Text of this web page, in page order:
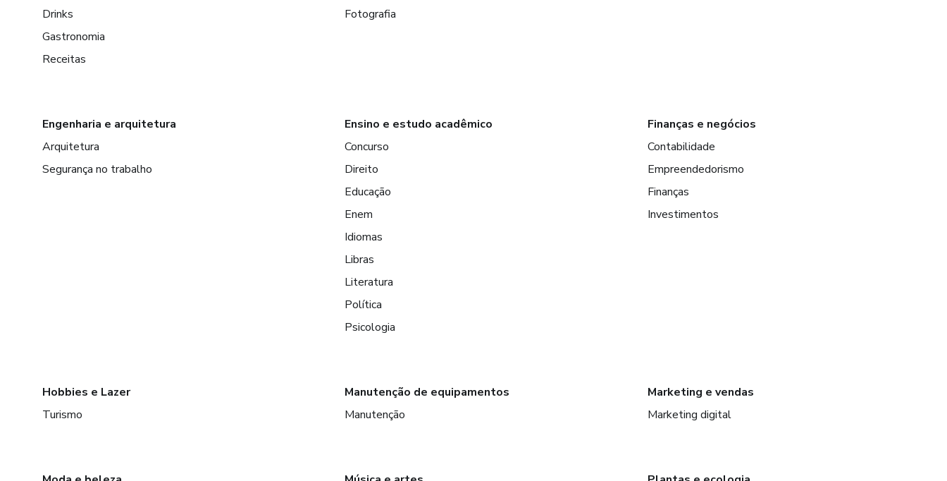
Drinks
Gastronomia
Receitas
Fotografia
Engenharia e arquitetura
Arquitetura
Segurança no trabalho
Ensino e estudo acadêmico
Concurso
Direito
Educação
Enem
Idiomas
Libras
Literatura
Política
Psicologia
Finanças e negócios
Contabilidade
Empreendedorismo
Finanças
Investimentos
Hobbies e Lazer
Turismo
Manutenção de equipamentos
Manutenção
Marketing e vendas
Marketing digital